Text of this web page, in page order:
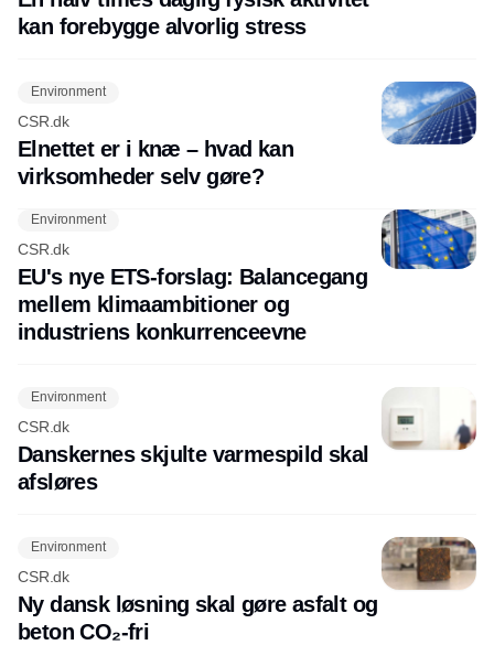
kan forebygge alvorlig stress
Environment
CSR.dk
Elnettet er i knæ – hvad kan
virksomheder selv gøre?
Environment
CSR.dk
EU's nye ETS-forslag: Balancegang
mellem klimaambitioner og
industriens konkurrenceevne
Environment
CSR.dk
Danskernes skjulte varmespild skal
afsløres
Environment
CSR.dk
Ny dansk løsning skal gøre asfalt og
beton CO₂-fri